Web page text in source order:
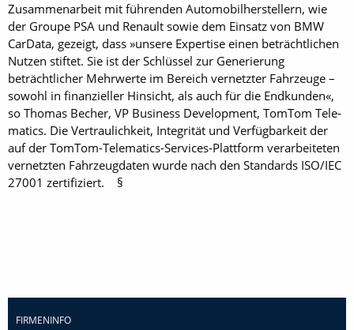
Zusammenarbeit mit führenden Automobilherstellern, wie
der Groupe PSA und Renault sowie dem Einsatz von BMW
CarData, gezeigt, dass »unsere Expertise einen beträchtlichen
Nutzen stiftet. Sie ist der Schlüssel zur Generierung
beträchtlicher Mehrwerte im Bereich vernetzter Fahrzeuge –
sowohl in finanzieller Hinsicht, als auch für die Endkunden«,
so Thomas Becher, VP Business Development, TomTom Tele­
matics. Die Vertraulichkeit, Integrität und Verfügbarkeit der
auf der TomTom-Telematics-Services-Plattform verarbeiteten
vernetzten Fahrzeugdaten wurde nach den Standards ISO/IEC
27001 zertifiziert. §
FIRMENINFO